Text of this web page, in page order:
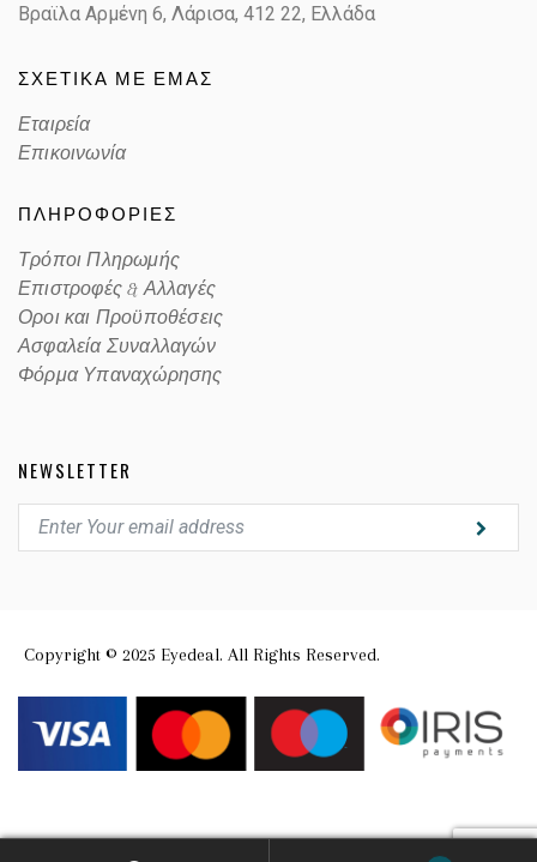
Lens Color POLARIZED GRAY
Color code
Βραϊλα Αρμένη 6, Λάρισα, 412 22, Ελλάδα
ΣΧΕΤΙΚΑ ΜΕ ΕΜΑΣ
Εταιρεία
Επικοινωνία
ΠΛΗΡΟΦΟΡΙΕΣ
Τρόποι Πληρωμής
Επιστροφές & Αλλαγές
Οροι και Προϋποθέσεις
Ασφαλεία Συναλλαγών
Φόρμα Υπαναχώρησης
NEWSLETTER
Copyright © 2025 Eyedeal. All Rights Reserved.